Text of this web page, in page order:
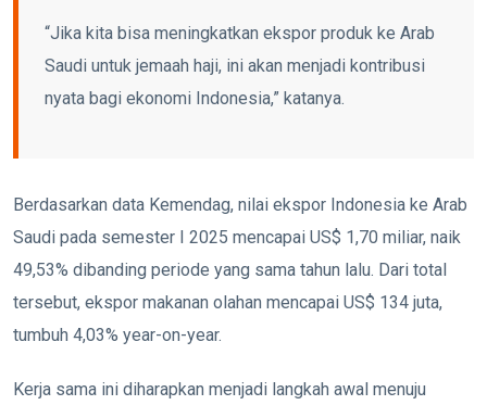
“Jika kita bisa meningkatkan ekspor produk ke Arab
Saudi untuk jemaah haji, ini akan menjadi kontribusi
nyata bagi ekonomi Indonesia,” katanya.
Berdasarkan data Kemendag, nilai ekspor Indonesia ke Arab
Saudi pada semester I 2025 mencapai US$ 1,70 miliar, naik
49,53% dibanding periode yang sama tahun lalu. Dari total
tersebut, ekspor makanan olahan mencapai US$ 134 juta,
tumbuh 4,03% year-on-year.
Kerja sama ini diharapkan menjadi langkah awal menuju